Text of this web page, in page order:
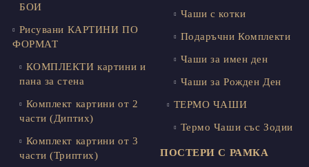
БОИ
Рисувани КАРТИНИ ПО
ФОРМАТ
КОМПЛЕКТИ картини и
пана за стена
Комплект картини от 2
части (Диптих)
Комплект картини от 3
части (Триптих)
Чаши с котки
Подаръчни Комплекти
Чаши за имен ден
Чаши за Рожден Ден
ТЕРМО ЧАШИ
Термо Чаши със Зодии
ПОСТЕРИ С РАМКА